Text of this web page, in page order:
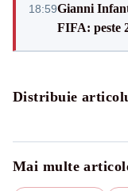
18:59Gianni
FIFA: peste
Distribuie
Mai multe